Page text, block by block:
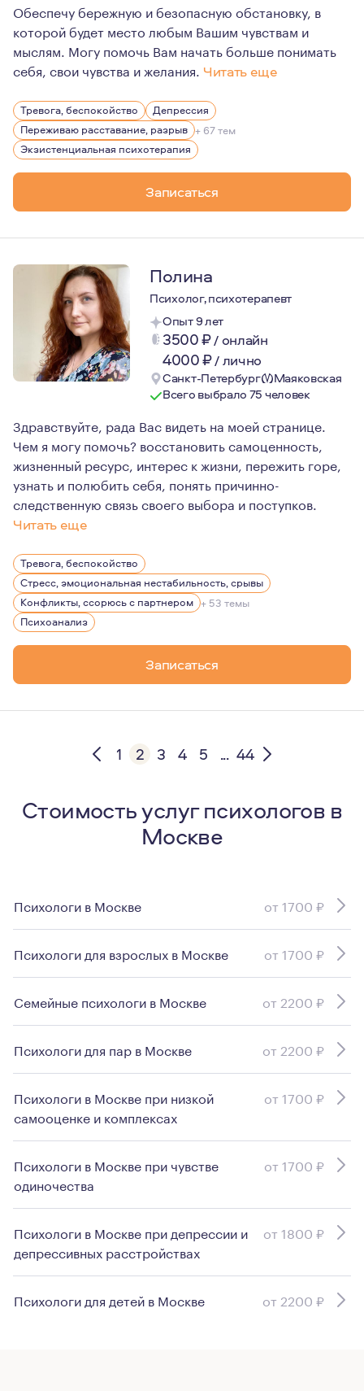
Обеспечу бережную и безопасную обстановку, в
которой будет место любым Вашим чувствам и
мыслям. Могу помочь Вам начать больше понимать
себя, свои чувства и желания. Читать еще
Главная ценность, которой я руководствуюсь в
Регулярно прохожу личную терапию и супервизию,
Тревога, беспокойство
Депрессия
Переживаю расставание, разрыв + 67 тем
Экзистенциальная психотерапия
Записаться
Полина
Психолог, психотерапевт
Опыт 9 лет
3500₽/ онлайн
4000₽/лично
Санкт-Петербург
Маяковская
Всего выбрало 75 человек
Здравствуйте, рада Вас видеть на моей странице.
Чем я могу помочь? восстановить самоценность,
жизненный ресурс, интерес к жизни, пережить горе,
узнать и полюбить себя, понять причинно-
следственную связь своего выбора и поступков.
Читать еще
Эмпатичный психотерапевт, умею принимать и
Тревога, беспокойство
Стресс, эмоциональная нестабильность, срывы
Конфликты, ссорюсь с партнером + 53 темы
Психоанализ
Записаться
1 2 3 4 5 ... 44
Стоимость услуг психологов в
Москве
Психологи в Москве от 1700 ₽
Психологи для взрослых в Москве от 1700 ₽
Семейные психологи в Москве от 2200 ₽
Психологи для пар в Москве от 2200 ₽
Психологи в Москве при низкой
самооценке и комплексах
от 1700 ₽
Психологи в Москве при чувстве
одиночества
от 1700 ₽
Психологи в Москве при депрессии и
депрессивных расстройствах
от 1800 ₽
Психологи для детей в Москве от 2200 ₽